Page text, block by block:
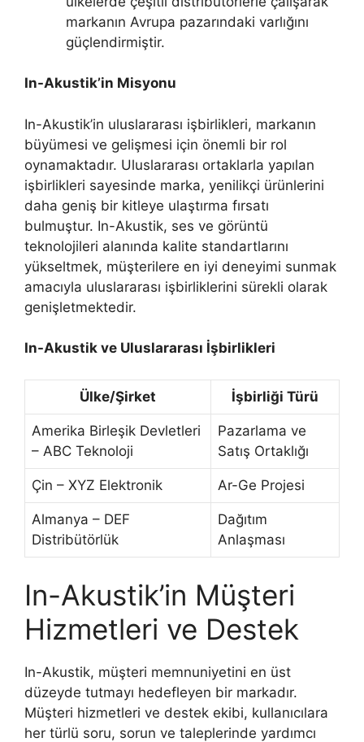
markanın Avrupa pazarındaki varlığını
güçlendirmiştir.
In-Akustik’in Misyonu
In-Akustik’in uluslararası işbirlikleri, markanın
büyümesi ve gelişmesi için önemli bir rol
oynamaktadır. Uluslararası ortaklarla yapılan
işbirlikleri sayesinde marka, yenilikçi ürünlerini
daha geniş bir kitleye ulaştırma fırsatı
bulmuştur. In-Akustik, ses ve görüntü
teknolojileri alanında kalite standartlarını
yükseltmek, müşterilere en iyi deneyimi sunmak
amacıyla uluslararası işbirliklerini sürekli olarak
genişletmektedir.
In-Akustik ve Uluslararası İşbirlikleri
Ülke/Şirket İşbirliği Türü
Amerika Birleşik Devletleri
– ABC Teknoloji
Pazarlama ve
Satış Ortaklığı
Çin – XYZ Elektronik Ar-Ge Projesi
Almanya – DEF
Distribütörlük
Dağıtım
Anlaşması
In-Akustik’in Müşteri
Hizmetleri ve Destek
In-Akustik, müşteri memnuniyetini en üst
düzeyde tutmayı hedefleyen bir markadır.
Müşteri hizmetleri ve destek ekibi, kullanıcılara
her türlü soru, sorun ve taleplerinde yardımcı